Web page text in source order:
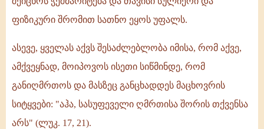
ფიზიკური შრომით სათნო ეყოს უფალს.
ასევე, ყველას აქვს შესაძლებლობა იმისა, რომ აქვე,
ამქვეყნად, მოიპოვოს ისეთი სიწმინდე, რომ
განიღმრთოს და მასზეც განცხადდეს მაცხოვრის
სიტყვები: "აჰა, სასუფეველი ღმრთისა შორის თქვენსა
არს" (ლუკ. 17, 21).